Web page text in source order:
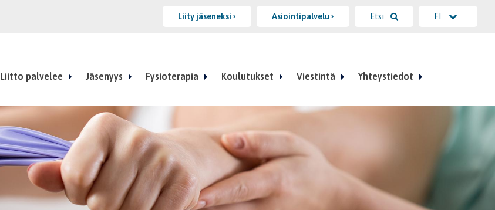
Liity jäseneksi Asiointipalvelu Etsi FI
Liitto palvelee Jäsenyys Fysioterapia Koulutukset Viestintä Yhteystiedot